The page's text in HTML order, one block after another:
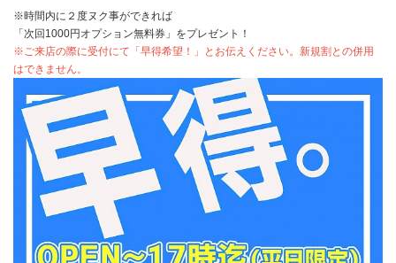
※時間内に２度ヌク事ができれば
「次回1000円オプション無料券」をプレゼント！
※ご来店の際に受付にて「早得希望！」とお伝えください。新規割との併用
はできません。